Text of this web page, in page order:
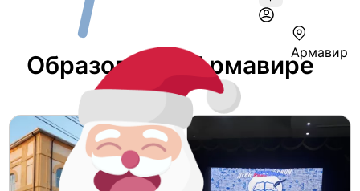
Армавир
Образование Армавире